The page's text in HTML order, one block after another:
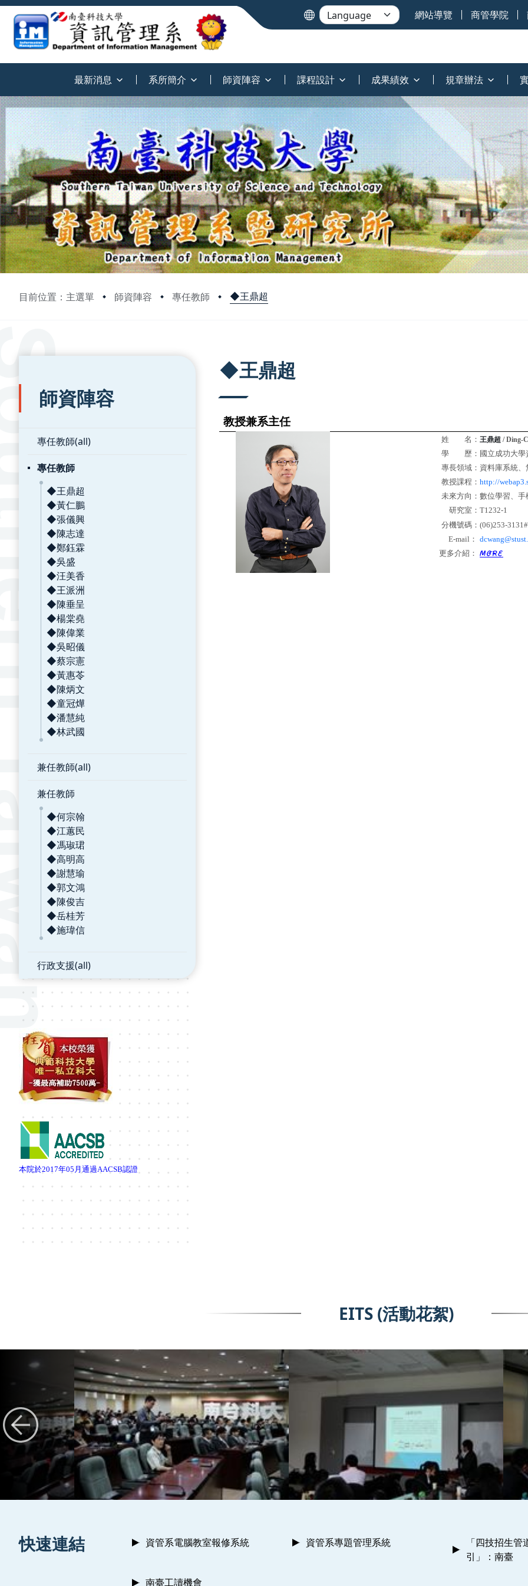
網站導覽 商管學院
最新消息 系所簡介 師資陣容 課程設計 成果績效 規章辦法
目前位置：主選單 師資陣容 專任教師 ◆王鼎超
:::
師資陣容
專任教師(all)
專任教師
◆王鼎超
◆黃仁鵬
◆張儀興
◆陳志達
◆鄭鈺霖
◆吳盛
◆汪美香
◆王派洲
◆陳垂呈
◆楊棠堯
◆陳偉業
◆吳昭儀
◆蔡宗憲
◆黃惠苓
◆陳炳文
◆童冠燁
◆潘慧純
◆林武國
兼任教師(all)
兼任教師
◆何宗翰
◆江蕙民
◆馮琡珺
◆高明高
◆謝慧瑜
◆郭文鴻
◆陳俊吉
◆岳桂芳
◆施瑋信
行政支援(all)
本院於2017年05 月通過AACSB認證
◆王鼎超
教授兼系主任
姓 名： 王鼎超 / Ding-
學 歷： 國立成功大
專長領域： 資料庫系統
教授課程： http://
未來方向： 數位學習、手
研究室： T1232-1
分機號碼： (06)253-
E-mail ：
更多介紹：
EITS (活動花絮)
快速連結 資管系電腦教室報修系統 資管系專題管理系統
「四技招生
引」：南臺
南臺工讀機會